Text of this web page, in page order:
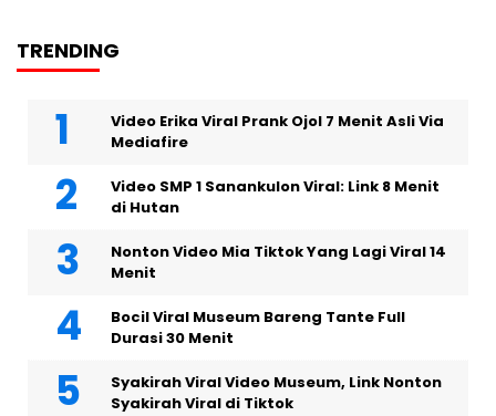
TRENDING
Video Erika Viral Prank Ojol 7 Menit Asli Via
Mediafire
Video SMP 1 Sanankulon Viral: Link 8 Menit
di Hutan
Nonton Video Mia Tiktok Yang Lagi Viral 14
Menit
Bocil Viral Museum Bareng Tante Full
Durasi 30 Menit
Syakirah Viral Video Museum, Link Nonton
Syakirah Viral di Tiktok